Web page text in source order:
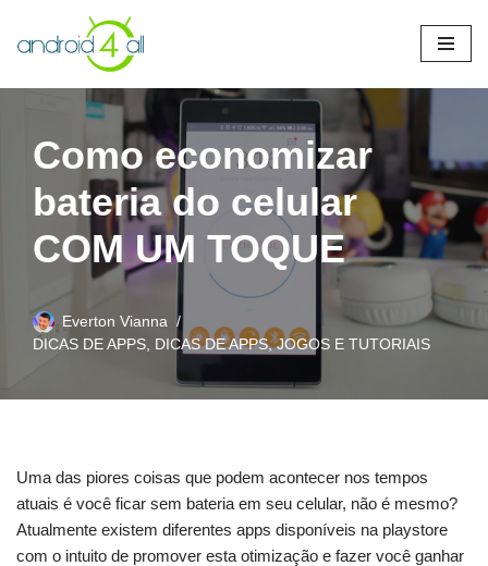
Pular
para
Como economizar
bateria do celular
COM UM TOQUE
Everton Vianna
DICAS DE APPS DICAS DE APPS, JOGOS E TUTORIAIS
Uma das piores coisas que podem acontecer nos tempos
atuais é você ficar sem bateria em seu celular, não é mesmo?
Atualmente existem diferentes apps disponíveis na playstore
com o intuito de promover esta otimização e fazer você ganhar